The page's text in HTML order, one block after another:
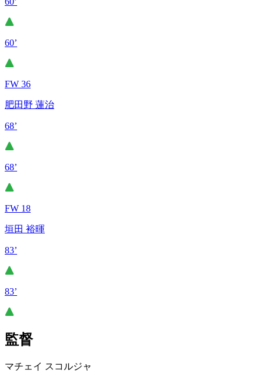
60’
FW 36
肥田野 蓮治
68’
68’
FW 18
垣田 裕暉
83’
83’
監督
マチェイ スコルジャ